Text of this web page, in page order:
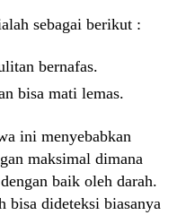
sebagai berikut :
bernafas.
bisa mati lemas.
ini menyebabkan
maksimal dimana
baik oleh darah.
bisa dideteksi biasanya